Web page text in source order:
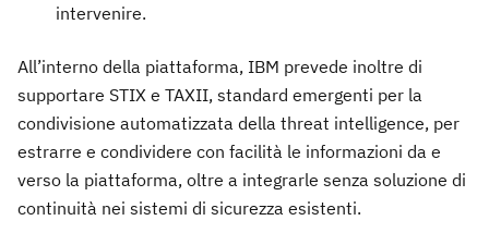
intervenire.
All’interno della piattaforma, IBM prevede inoltre di
supportare STIX e TAXII, standard emergenti per la
condivisione automatizzata della threat intelligence, per
estrarre e condividere con facilità le informazioni da e
verso la piattaforma, oltre a integrarle senza soluzione di
continuità nei sistemi di sicurezza esistenti.